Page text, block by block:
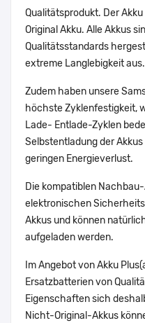
Qualitätsprodukt. Der
Original Akku. Alle Akkus
Qualitätsstandards
extreme Langlebigkeit aus.
Zudem haben unsere
höchste Zyklenfestigkeit,
Lade- Entlade-Zyklen
Selbstentladung der
geringen Energieverlust.
Die kompatiblen
elektronischen
Akkus und können
aufgeladen werden.
Im Angebot von Akku
Ersatzbatterien von
Eigenschaften sich
Nicht-Original-Akkus